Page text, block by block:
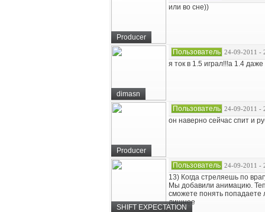
Producer
или во сне))
dimasn
Пользователь 24-09-2011 -
я ток в 1.5 играл!!!а 1.4
Producer
Пользователь 24-09-2011 -
он наверно сейчас спит и
SHIFT EXPECTATION
Пользователь 24-09-2011 -
13) Когда стреляешь по
Мы добавили анимацию.
сможете понять попадаете
лишнее